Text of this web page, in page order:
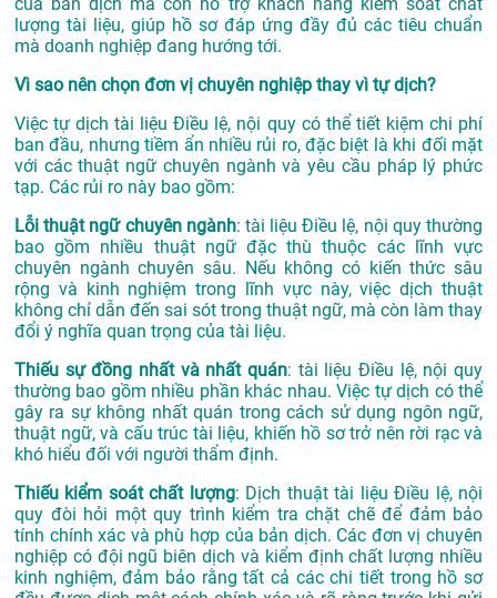
của bản dịch mà còn hỗ trợ khách hàng kiểm soát chất
lượng tài liệu, giúp hồ sơ đáp ứng đầy đủ các tiêu chuẩn
mà doanh nghiệp đang hướng tới.
Vì sao nên chọn đơn vị chuyên nghiệp thay vì tự dịch?
Việc tự dịch tài liệu Điều lệ, nội quy có thể tiết kiệm chi phí
ban đầu, nhưng tiềm ẩn nhiều rủi ro, đặc biệt là khi đối mặt
với các thuật ngữ chuyên ngành và yêu cầu pháp lý phức
tạp. Các rủi ro này bao gồm:
Lỗi thuật ngữ chuyên ngành: tài liệu Điều lệ, nội quy thường
bao gồm nhiều thuật ngữ đặc thù thuộc các lĩnh vực
chuyên ngành chuyên sâu. Nếu không có kiến thức sâu
rộng và kinh nghiệm trong lĩnh vực này, việc dịch thuật
không chỉ dẫn đến sai sót trong thuật ngữ, mà còn làm thay
đổi ý nghĩa quan trọng của tài liệu.
Thiếu sự đồng nhất và nhất quán: tài liệu Điều lệ, nội quy
thường bao gồm nhiều phần khác nhau. Việc tự dịch có thể
gây ra sự không nhất quán trong cách sử dụng ngôn ngữ,
thuật ngữ, và cấu trúc tài liệu, khiến hồ sơ trở nên rời rạc và
khó hiểu đối với người thẩm định.
Thiếu kiểm soát chất lượng: Dịch thuật tài liệu Điều lệ, nội
quy đòi hỏi một quy trình kiểm tra chặt chẽ để đảm bảo
tính chính xác và phù hợp của bản dịch. Các đơn vị chuyên
nghiệp có đội ngũ biên dịch và kiểm định chất lượng nhiều
kinh nghiệm, đảm bảo rằng tất cả các chi tiết trong hồ sơ